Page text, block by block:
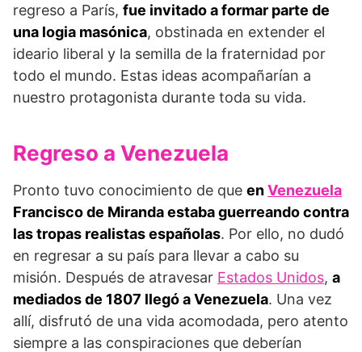
regreso a París, fue invitado a formar parte de
una logia masónica, obstinada en extender el
ideario liberal y la semilla de la fraternidad por
todo el mundo. Estas ideas acompañarían a
nuestro protagonista durante toda su vida.
Regreso a Venezuela
Pronto tuvo conocimiento de que enVenezuela
Francisco de Miranda estaba guerreando contra
las tropas realistas españolas. Por ello, no dudó
en regresar a su país para llevar a cabo su
misión. Después de atravesar Estados Unidos, a
mediados de 1807 llegó a Venezuela. Una vez
allí, disfrutó de una vida acomodada, pero atento
siempre a las conspiraciones que deberían